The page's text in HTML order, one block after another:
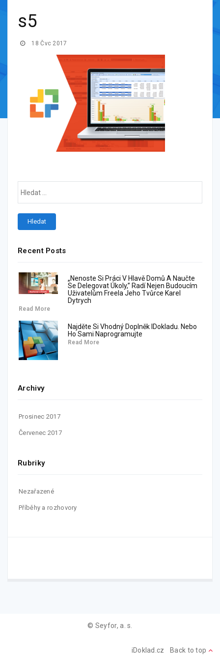
s5
18 Čvc 2017
Recent Posts
„Nenoste Si Práci V Hlavě Domů A Naučte
Se Delegovat Úkoly,” Radí Nejen Budoucím
Uživatelům Freela Jeho Tvůrce Karel
Dytrych
Read More
Najděte Si Vhodný Doplněk IDokladu. Nebo
Ho Sami Naprogramujte
Read More
Archivy
Prosinec 2017
Červenec 2017
Rubriky
Nezařazené
Příběhy a rozhovory
© Seyfor, a. s.
iDoklad.cz Back to top